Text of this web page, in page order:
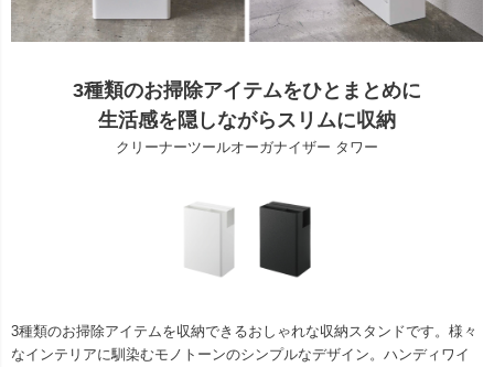
3種類のお掃除アイテムをひとまとめに
生活感を隠しながらスリムに収納
クリーナーツールオーガナイザー タワー
3種類のお掃除アイテムを収納できるおしゃれな収納スタンドです。様々
なインテリアに馴染むモノトーンのシンプルなデザイン。ハンディワイ